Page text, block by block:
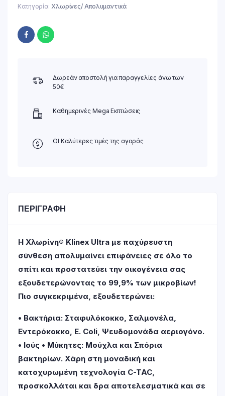
Κατηγορία: Χλωρίνες/ Απολυμαντικά
Δωρεάν αποστολή για παραγγελίες άνω των
50€
Καθημερινές Mega Εκπτώσεις
ΟΙ Καλύτερες τιμές της αγοράς
ΠΕΡΙΓΡΑΦΉ
Η Χλωρίνη® Klinex Ultra με παχύρευστη
σύνθεση απολυμαίνει επιφάνειες σε όλο το
σπίτι και προστατεύει την οικογένεια σας
εξουδετερώνοντας το 99,9% των μικροβίων!
Πιο συγκεκριμένα, εξουδετερώνει:
• Βακτήρια: Σταφυλόκοκκο, Σαλμονέλα,
Εντερόκοκκο, E. Coli, Ψευδομονάδα αεριογόνο.
• Ιούς • Μύκητες: Μούχλα και Σπόρια
βακτηρίων. Χάρη στη μοναδική και
κατοχυρωμένη τεχνολογία C-TAC,
προσκολλάται και δρα αποτελεσματικά και σε